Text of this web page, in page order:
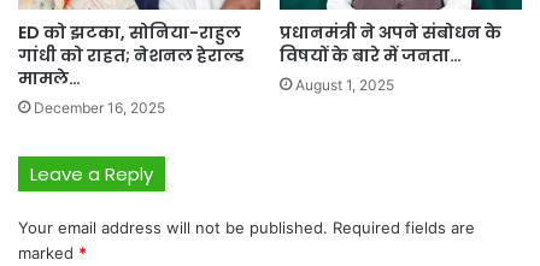
ED को झटका, सोनिया-राहुल
गांधी को राहत; नेशनल हेराल्ड
मामले…
December 16, 2025
प्रधानमंत्री ने अपने संबोधन के
विषयों के बारे में जनता…
August 1, 2025
Leave a Reply
Your email address will not be published. Required fields are
marked *